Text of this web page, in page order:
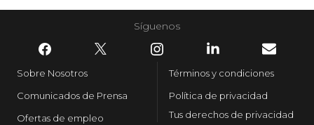
HBO Max
Síguenos
Sobre Nosotros
Comunicados de Prensa
Ofertas de empleo
Términos y condiciones
Política de privacidad
Tus derechos de privacidad